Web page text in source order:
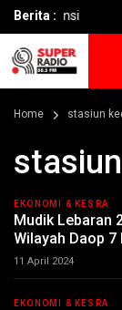
Berita : 4
Home stasiun
EKONOMI & KESRA
Mudik Lebaran
Wilayah Daop
11 April 2024
EKONOMI & KESRA